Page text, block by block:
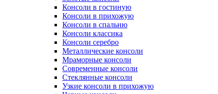
Консоли в гостиную
Консоли в прихожую
Консоли в спальню
Консоли классика
Консоли серебро
Металлические консоли
Мраморные консоли
Современные консоли
Стеклянные консоли
Узкие консоли в прихожую